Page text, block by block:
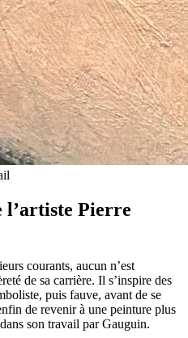
l’artiste Pierre
courants, aucun n’est
de sa carrière. Il s’inspire des
puis fauve, avant de se
de revenir à une peinture plus
son travail par Gauguin.